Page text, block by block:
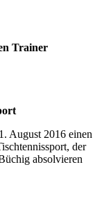
Trainer
August 2016 einen
der
absolvieren